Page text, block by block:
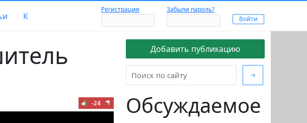
К
Регистрация Забыли пароль?
Добавить публикацию
→
Обсуждаемое
-24